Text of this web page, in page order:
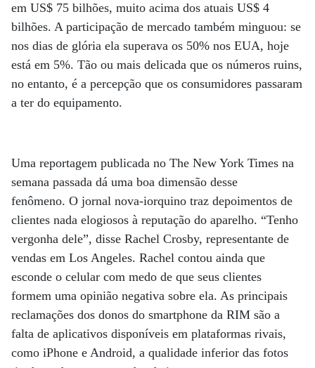
em US$ 75 bilhões, muito acima dos atuais US$ 4
bilhões. A participação de mercado também minguou: se
nos dias de glória ela superava os 50% nos EUA, hoje
está em 5%. Tão ou mais delicada que os números ruins,
no entanto, é a percepção que os consumidores passaram
a ter do equipamento.
Uma reportagem publicada no The New York Times na
semana passada dá uma boa dimensão desse
fenômeno. O jornal nova-iorquino traz depoimentos de
clientes nada elogiosos à reputação do aparelho. “Tenho
vergonha dele”, disse Rachel Crosby, representante de
vendas em Los Angeles. Rachel contou ainda que
esconde o celular com medo de que seus clientes
formem uma opinião negativa sobre ela. As principais
reclamações dos donos do smartphone da RIM são a
falta de aplicativos disponíveis em plataformas rivais,
como iPhone e Android, a qualidade inferior das fotos